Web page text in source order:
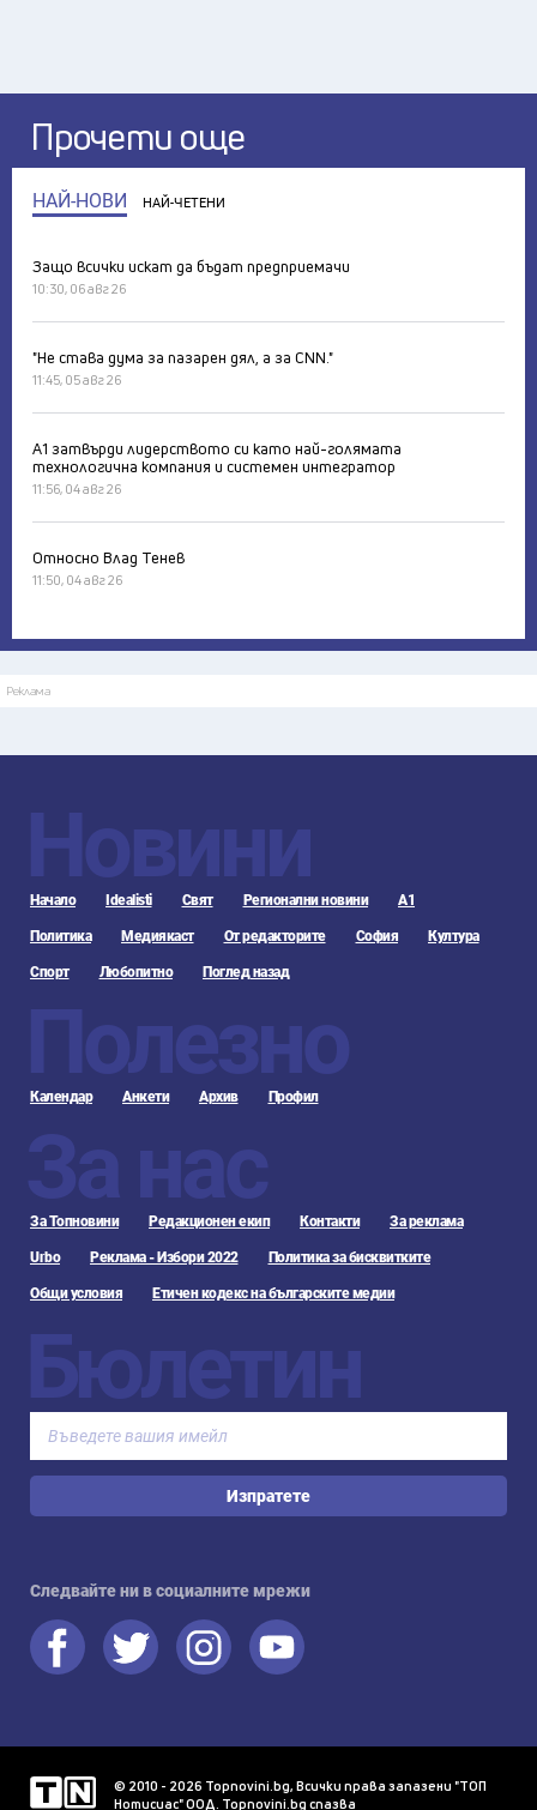
Прочети още
НАЙ-НОВИ НАЙ-ЧЕТЕНИ
Защо всички искат да бъдат предприемачи
10:30, 06 авг 26
"Не става дума за пазарен дял, а за CNN."
11:45, 05 авг 26
А1 затвърди лидерството си като най-голямата
технологична компания и системен интегратор
11:56, 04 авг 26
Относно Влад Тенев
11:50, 04 авг 26
Реклама
Новини
Начало Idealisti Свят Регионални новини А1
Политика Медиякаст От редакторите София Култура
Спорт Любопитно Поглед назад
Полезно
Календар Анкети Архив Профил
За нас
За Топновини Редакционен екип Контакти За реклама
Urbo Реклама - Избори 2022 Политика за бисквитките
Общи условия Етичен кодекс на българските медии
Бюлетин
Изпратете
Следвайте ни в социалните мрежи
© 2010 - 2026 Topnovini.bg, Всички права запазени "ТОП
Нотисиас" ООД. Topnovini.bg спазва